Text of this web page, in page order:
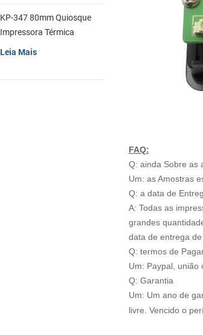
FAQ:
Q: ainda Sobre as
Um: as Amostras
Q: a data de
A: Todas as
grandes
data de entrega
Q: termos de
Um: Paypal, união
Q: Garantia
Um: Um ano de
livre. Vencido o
KP-347 80mm Quiosque
Impressora Térmica
Leia Mais